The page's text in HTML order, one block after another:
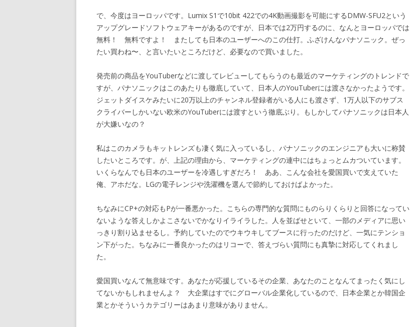
で、今度はヨーロッパです。Lumix S1で10bit 422での4K動画撮影を可能にするDMW-SFU2という
アップグレードソフトウェアキーがあるのですが、日本では2万円するのに、なんとヨーロッパでは
無料！ 無料ですよ！ またしても日本のユーザーへのこの仕打。ふざけんなパナソニック。ぜっ
たい買わね〜、と言いたいところだけど、必要なので買いました。
発売前の商品をYouTuberなどに渡してレビューしてもらうのも最近のマーケティングのトレンドで
すが、パナソニックはこのあたりも徹底していて、日本人のYouTuberには渡さなかったようです。
ジェットダイスケみたいに20万以上のチャンネル登録者がいる人にも渡さず、1万人以下のサブス
クライバーしかいない欧米のYouTuberには渡すという徹底ぶり。もしかしてパナソニックは日本人
が大嫌いなの？
私はこのカメラもキットレンズも凄く気に入っているし、パナソニックのエンジニアも大いに称賛
したいところです。が、上記の理由から、マーケティングの連中にはちょっとムカついています。
いくらなんでも日本のユーザーを冷遇しすぎだろ！ ああ、こんな会社を愛国買いで支えていた
俺、アホだな。LGの電子レンジや洗濯機を選んで節約しておけばよかった。
ちなみにCP+の対応もPが一番悪かった。こちらの専門的な質問にものらりくらりと回答になってい
ないような答えしかよこさないでかなりイライラした。人を並ばせといて、一部のメディアに思い
っきり割り込ませるし。予約していたのでウキウキしてブースに行ったのだけど、一気にテンショ
ン下がった。ちなみに一番良かったのはリコーで、答えづらい質問にも真摯に対応してくれまし
た。
愛国買いなんて無意味です。あなたが応援しているその企業、あなたのことなんてまったく気にし
てないかもしれませんよ？ 大企業はすでにグローバル企業化しているので、日本企業とか韓国企
業とかそういうカテゴリーはあまり意味がありません。